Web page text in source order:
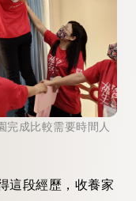
完成比較需要時間人
這段經歷，收養家